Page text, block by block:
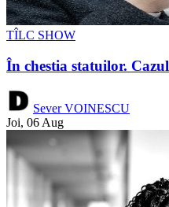
TÎLC SHOW
În chestia statuilor.
Sever VOINESCU
Joi, 06 Aug